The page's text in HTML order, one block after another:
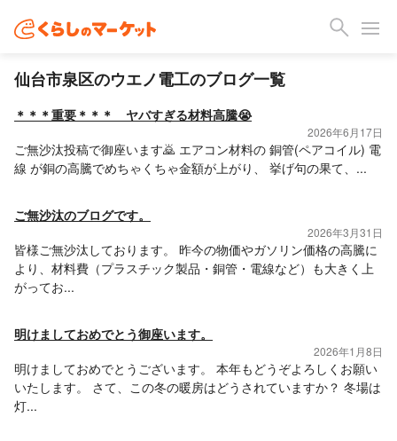
仙台市泉区のウエノ電工のブログ一覧
＊＊＊重要＊＊＊ ヤバすぎる材料高騰😭
2026年6月17日
ご無沙汰投稿で御座います🙇 エアコン材料の 銅管(ペアコイル) 電
線 が銅の高騰でめちゃくちゃ金額が上がり、 挙げ句の果て、...
ご無沙汰のブログです。
2026年3月31日
皆様ご無沙汰しております。 昨今の物価やガソリン価格の高騰に
より、材料費（プラスチック製品・銅管・電線など）も大きく上
がってお...
明けましておめでとう御座います。
2026年1月8日
明けましておめでとうございます。 本年もどうぞよろしくお願い
いたします。 さて、この冬の暖房はどうされていますか？ 冬場は
灯...